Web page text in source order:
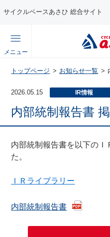
サイクルベースあさひ 総合サイト
総合サイト
公式オンラインストア
企業情報サイト
店舗情報サイト
メニュー
コンテンツ
セール・キャンペーン
特集・イベント
メンテナンス・カスタム講座
自転車の楽しみ方
トップページ お知らせ一覧
2026.05.15 IR情報
内部統制報告書
内部統制報告書を以下のＩ
た。
ＩＲライブラリー
内部統制報告書